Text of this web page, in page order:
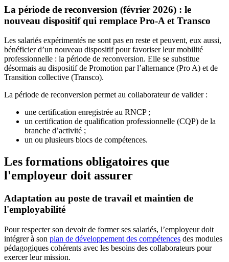
La période de reconversion (février 2026) : le
nouveau dispositif qui remplace Pro-A et Transco
Les salariés expérimentés ne sont pas en reste et peuvent, eux aussi,
bénéficier d’un nouveau dispositif pour favoriser leur mobilité
professionnelle : la période de reconversion. Elle se substitue
désormais au dispositif de Promotion par l’alternance (Pro A) et de
Transition collective (Transco).
La période de reconversion permet au collaborateur de valider :
une certification enregistrée au RNCP ;
un certification de qualification professionnelle (CQP) de la
branche d’activité ;
un ou plusieurs blocs de compétences.
Les formations obligatoires que
l'employeur doit assurer
Adaptation au poste de travail et maintien de
l'employabilité
Pour respecter son devoir de former ses salariés, l’employeur doit
intégrer à son plan de développement des compétences des modules
pédagogiques cohérents avec les besoins des collaborateurs pour
exercer leur mission.